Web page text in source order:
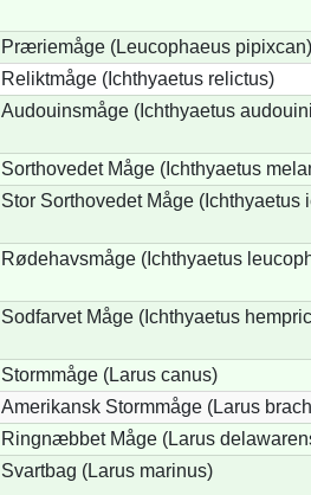
Præriemåge (Leucophaeus pipixcan)
Reliktmåge (Ichthyaetus relictus)
Audouinsmåge (Ichthyaetus
Sorthovedet Måge (Ichthyaetus
Stor Sorthovedet Måge (Ichthyaetus
Rødehavsmåge (Ichthyaetus
Sodfarvet Måge (Ichthyaetus
Stormmåge (Larus canus)
Amerikansk Stormmåge (Larus
Ringnæbbet Måge (Larus
Svartbag (Larus marinus)